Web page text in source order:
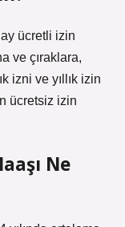
ücretli izin
ve çıraklara,
izni ve yıllık izin
ücretsiz izin
Ne